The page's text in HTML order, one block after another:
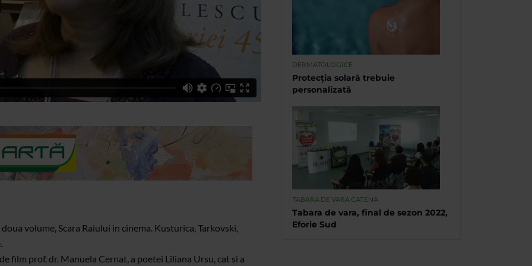
volume, Scara Raiului in cinema. Kusturica, Tarkovski,
film prof. dr. Manuela Cernat, a poetei Liliana Ursu, cat si a
DERMATOLOGICE
Protecția solară trebuie
personalizată
TABARA DE VARA CATENA
Tabara de vara, final de sezon 2022,
Eforie Sud